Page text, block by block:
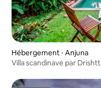
Hébergement ⋅ Anjuna
Villa scandinave par